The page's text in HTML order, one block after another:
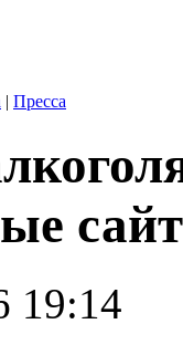
| Пресса
19:14